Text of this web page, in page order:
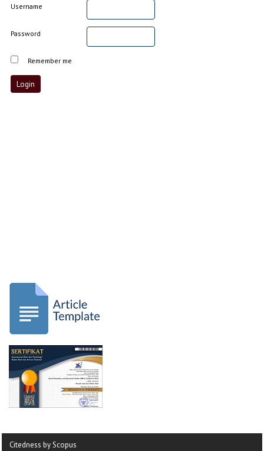
Username
Password
Remember me
Citedness by Scopus